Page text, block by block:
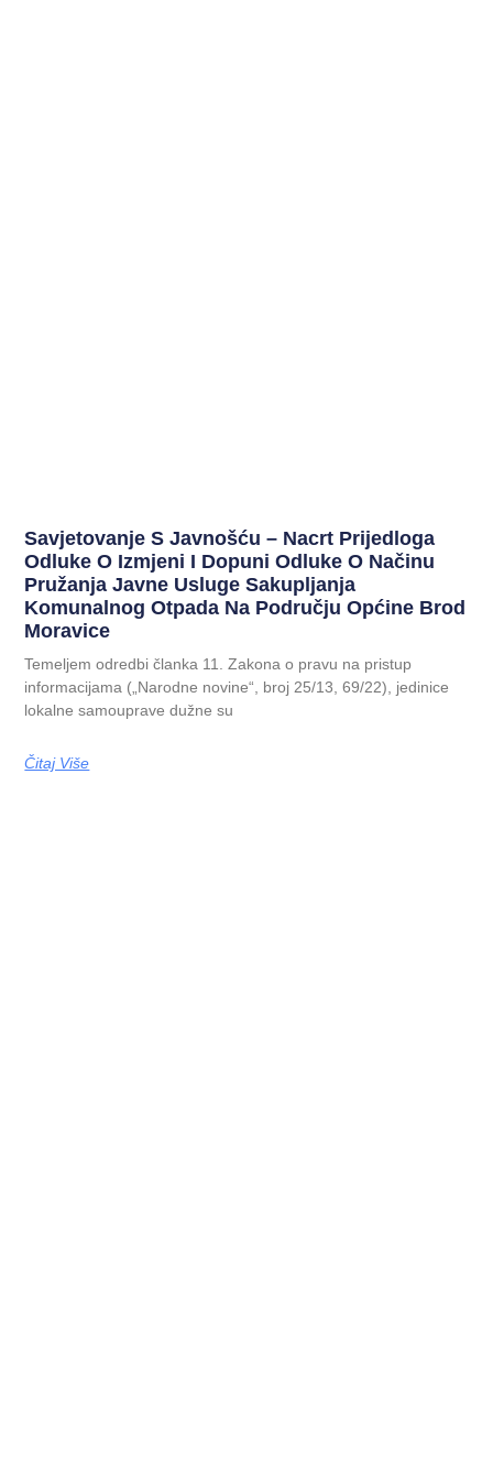
Savjetovanje S Javnošću – Nacrt Prijedloga
Odluke O Izmjeni I Dopuni Odluke O Načinu
Pružanja Javne Usluge Sakupljanja
Komunalnog Otpada Na Području Općine Brod
Moravice
Temeljem odredbi članka 11. Zakona o pravu na pristup
informacijama („Narodne novine“, broj 25/13, 69/22), jedinice
lokalne samouprave dužne su
Čitaj Više